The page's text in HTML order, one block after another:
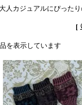
カジュアルにぴったり
[
を表示しています